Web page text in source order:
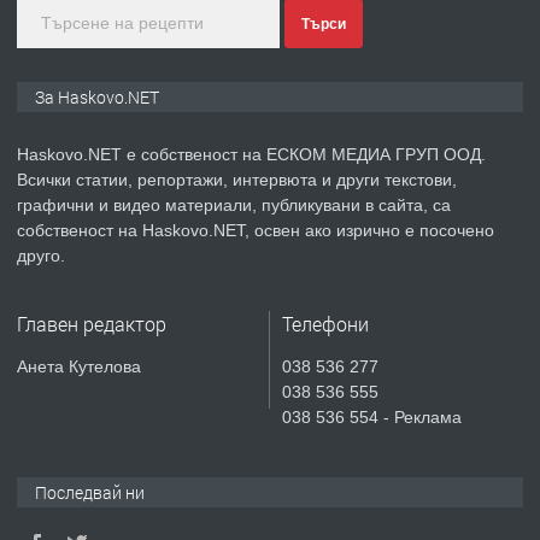
преди 4 дни
ПРЕДЛАГА СГЛОБЯВАНЕ НА МЕБЕЛИ.
№4119 Едностаен обзаведен
Търси
За Haskovo.NET
Haskovo.NET е собственост на ЕСКОМ МЕДИА ГРУП ООД.
Всички статии, репортажи, интервюта и други текстови,
графични и видео материали, публикувани в сайта, са
собственост на Haskovo.NET, освен ако изрично е посочено
друго.
Главен редактор
Анета Кутелова
Телефони
038 536 277
038 536 555
038 536 554 - Реклама
Последвай ни